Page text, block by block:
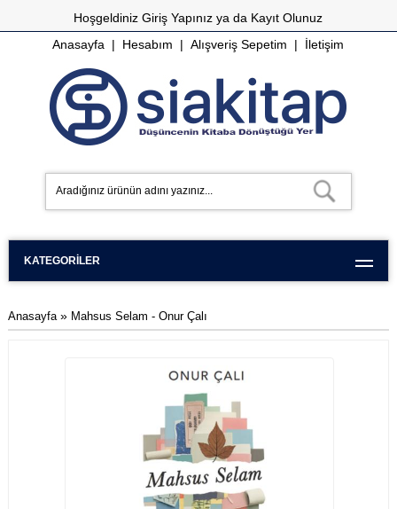
HoşgeldinizGiriş Yapınız ya da Kayıt Olunuz
Anasayfa | Hesabım |Alışveriş Sepetim | İletişim
KATEGORILER
Anasayfa » Mahsus Selam - Onur Çalı